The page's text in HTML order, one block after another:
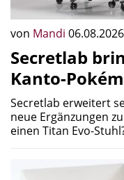
von Mandi 06.08.2026
Secretlab
Kanto-
Secretlab erweitert
neue Ergänzungen
einen Titan Evo-